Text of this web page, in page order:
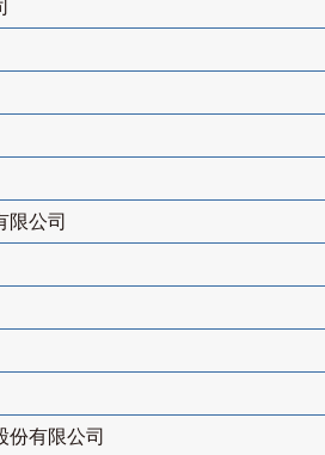
限公司
份有限公司